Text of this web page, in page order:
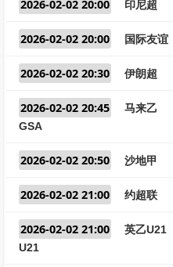
2026-02-02 20:00 印尼超
2026-02-02 20:00 国际友谊
2026-02-02 20:30 伊朗超
2026-02-02 20:45 马来乙
GSA
2026-02-02 20:50 沙地甲
2026-02-02 21:00 约超联
2026-02-02 21:00 英乙U21
U21